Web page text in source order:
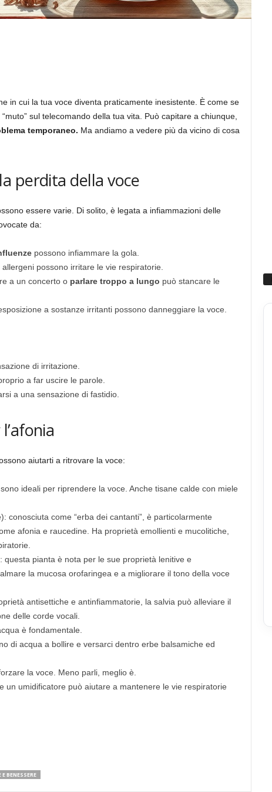
in cui la tua voce diventa praticamente inesistente. È come se
sul telecomando della tua vita. Può capitare a chiunque,
temporaneo. Ma andiamo a vedere più da vicino di cosa
perdita della voce
essere varie. Di solito, è legata a infiammazioni delle
da:
possono infiammare la gola.
possono irritare le vie respiratorie.
a un concerto oparlare troppo a lungo può stancare le
a sostanze irritanti possono danneggiare la voce.
di irritazione.
a far uscire le parole.
a una sensazione di fastidio.
aiutarti a ritrovare la voce:
ideali per riprendere la voce. Anche tisane calde con miele
conosciuta come “erba dei cantanti”, è particolarmente
afonia e raucedine. Ha proprietà emollienti e mucolitiche,
pianta è nota per le sue proprietà lenitive e
la mucosa orofaringea e a migliorare il tono della voce
antisettiche e antinfiammatorie, la salvia può alleviare il
delle corde vocali.
è fondamentale.
di acqua a bollire e versarci dentro erbe balsamiche ed
la voce. Meno parli, meglio è.
un umidificatore può aiutare a mantenere le vie respiratorie
BENESSERE